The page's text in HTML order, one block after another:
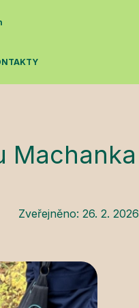
Machanka
Zveřejněno: 26. 2. 2026